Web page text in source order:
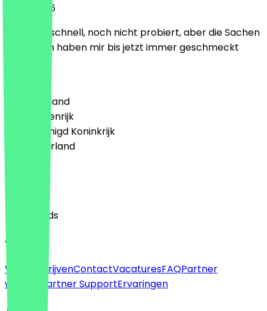
11 mei 2026
ging sehr schnell, noch nicht probiert, aber die Sachen
von Ditsch haben mir bis jetzt immer geschmeckt
🇩🇪 Duitsland
🇦🇹 Oostenrijk
🇬🇧 Verenigd Koninkrijk
🇳🇱 Nederland
English
Nederlands
Over
Voor bedrijvenContactVacaturesFAQPartner
worden
Partner SupportErvaringen